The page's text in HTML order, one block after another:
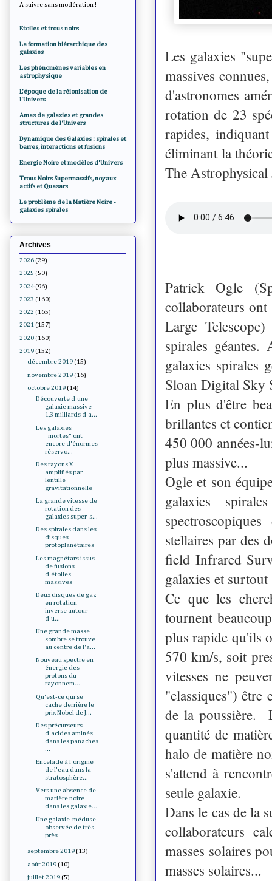
Les galaxies
massives
d'astronomes
rotation de 23
rapides,
éliminant la
The
Patrick Ogle
collaborateurs
Large
spirales
galaxies spirales
Sloan Digital Sky
En plus d'être
brillantes et
450 000 années-
plus massive...
Ogle et son
galaxies
stellaires par des
field Infrared
galaxies et
Ce que les
tournent
plus rapide qu'ils
570 km/s, soit
vitesses ne
"classiques") être
de la poussière.
quantité de
halo de matière
s'attend à
seule galaxie.
Dans le cas de la
collaborateurs
masses solaires
masses solaires...
A suivre sans modération !
Etoiles et trous noirs
La formation hiérarchique des
galaxies
Les phénomènes variables en
astrophysique
L'époque de la réionisation de
l'Univers
Amas de galaxies et grandes
structures de l'Univers
Dynamique des Galaxies : spirales et
barres, interactions et fusions
Energie Noire et modèles d'Univers
Trous Noirs Supermassifs, noyaux
actifs et Quasars
Le problème de la Matière Noire -
galaxies spirales
Archives
2026 (29)
2025 (50)
2024 (96)
2023 (160)
2022 (165)
2021 (157)
2020 (160)
2019 (152)
décembre 2019 (15)
novembre 2019 (16)
octobre 2019 (14)
Découverte d'une
galaxie massive
1,3 milliards d'a...
Les galaxies
"mortes" ont
encore d'énormes
réservo...
Des rayons X
amplifiés par
lentille
gravitationnelle
La grande vitesse de
rotation des
galaxies super-s...
Des spirales dans les
disques
protoplanétaires
Les magnétars issus
de fusions
d'étoiles
massives
Deux disques de gaz
en rotation
inverse autour
d'u...
Une grande masse
sombre se trouve
au centre de l'a...
Nouveau spectre en
énergie des
protons du
rayonnem...
Qu'est-ce qui se
cache derrière le
prix Nobel de J...
Des précurseurs
d'acides aminés
dans les panaches
...
Encelade à l'origine
de l'eau dans la
stratosphère...
Vers une absence de
matière noire
dans les galaxie...
Une galaxie-méduse
observée de très
près
septembre 2019 (13)
août 2019 (10)
juillet 2019 (5)